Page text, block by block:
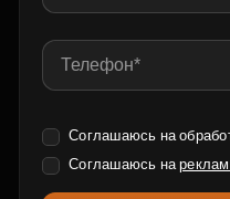
Соглашаюсь на
Соглашаюсь на